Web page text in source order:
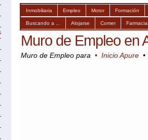
Inmobiliaria Empleo Motor Formación
Buscando a ... Alojarse Comer
Muro de Empleo en
Muro de Empleo para • Inicio Apure